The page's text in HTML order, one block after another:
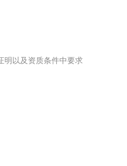
明以及资质条件中要求